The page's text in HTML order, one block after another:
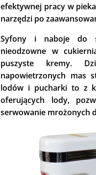
efektywnej pracy w
narzędzi po
Syfony i naboje do
nieodzowne w
puszyste kremy.
napowietrzonych mas
lodów i pucharki to z
oferujących lody,
serwowanie mrożonych